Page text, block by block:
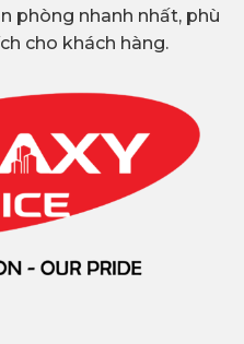
phòng nhanh nhất, phù
cho khách hàng.